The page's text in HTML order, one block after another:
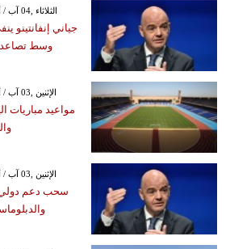
GMT 09:05 2026 الثلاثاء ,04 آب / أغسطس
جياني
وسط تصاعد
GMT 08:04 2026 الإثنين ,03 آب / أغسطس
GMT 19:04 2026 الإثنين ,03 آب / أغسطس
سحب دعم دولي